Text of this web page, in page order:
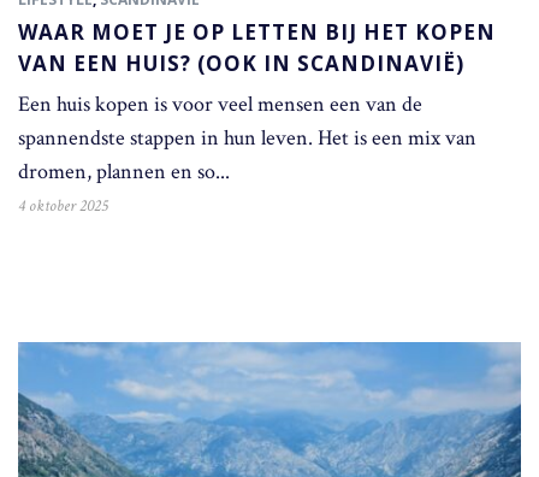
WAAR MOET JE OP LETTEN BIJ HET KOPEN
VAN EEN HUIS? (OOK IN SCANDINAVIË)
Een huis kopen is voor veel mensen een van de
spannendste stappen in hun leven. Het is een mix van
dromen, plannen en so...
4 oktober 2025